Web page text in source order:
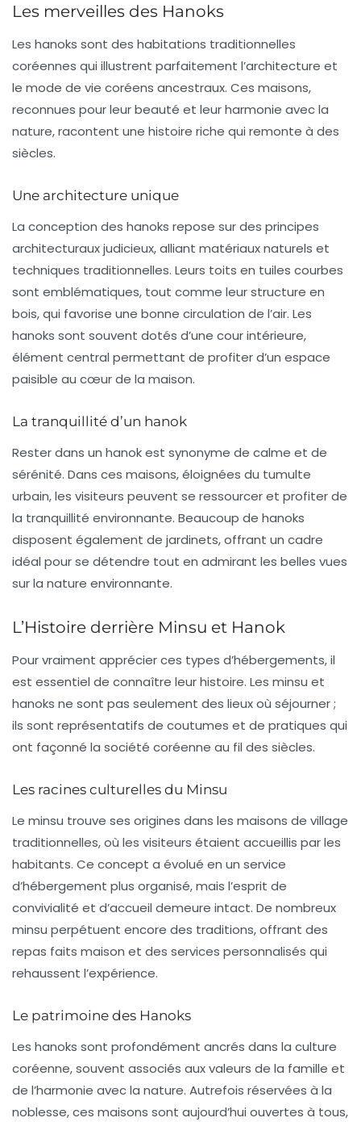
Les merveilles des Hanoks
Les hanoks sont des habitations traditionnelles
coréennes qui illustrent parfaitement l’architecture et
le mode de vie coréens ancestraux. Ces maisons,
reconnues pour leur beauté et leur harmonie avec la
nature, racontent une histoire riche qui remonte à des
siècles.
Une architecture unique
La conception des hanoks repose sur des principes
architecturaux judicieux, alliant matériaux naturels et
techniques traditionnelles. Leurs toits en tuiles courbes
sont emblématiques, tout comme leur structure en
bois, qui favorise une bonne circulation de l’air. Les
hanoks sont souvent dotés d’une cour intérieure,
élément central permettant de profiter d’un espace
paisible au cœur de la maison.
La tranquillité d’un hanok
Rester dans un hanok est synonyme de calme et de
sérénité. Dans ces maisons, éloignées du tumulte
urbain, les visiteurs peuvent se ressourcer et profiter de
la tranquillité environnante. Beaucoup de hanoks
disposent également de jardinets, offrant un cadre
idéal pour se détendre tout en admirant les belles vues
sur la nature environnante.
L’Histoire derrière Minsu et Hanok
Pour vraiment apprécier ces types d’hébergements, il
est essentiel de connaître leur histoire. Les minsu et
hanoks ne sont pas seulement des lieux où séjourner ;
ils sont représentatifs de coutumes et de pratiques qui
ont façonné la société coréenne au fil des siècles.
Les racines culturelles du Minsu
Le minsu trouve ses origines dans les maisons de village
traditionnelles, où les visiteurs étaient accueillis par les
habitants. Ce concept a évolué en un service
d’hébergement plus organisé, mais l’esprit de
convivialité et d’accueil demeure intact. De nombreux
minsu perpétuent encore des traditions, offrant des
repas faits maison et des services personnalisés qui
rehaussent l’expérience.
Le patrimoine des Hanoks
Les hanoks sont profondément ancrés dans la culture
coréenne, souvent associés aux valeurs de la famille et
de l’harmonie avec la nature. Autrefois réservées à la
noblesse, ces maisons sont aujourd’hui ouvertes à tous,